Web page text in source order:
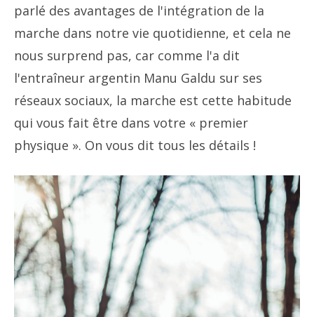
parlé des avantages de l'intégration de la
marche dans notre vie quotidienne, et cela ne
nous surprend pas, car comme l'a dit
l'entraîneur argentin Manu Galdu sur ses
réseaux sociaux, la marche est cette habitude
qui vous fait être dans votre « premier
physique ». On vous dit tous les détails !